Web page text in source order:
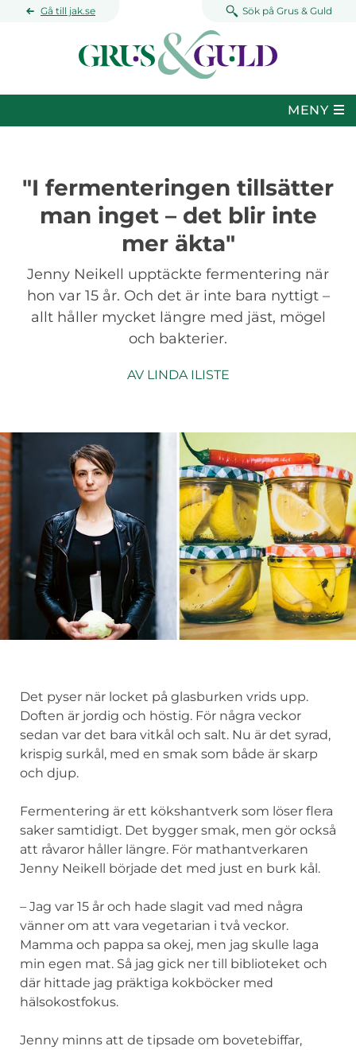
Hoppa till huvudinnehåll
Gå till jak.se Sök på Grus & Guld
MENY
"I fermenteringen tillsätter
man inget – det blir inte
mer äkta"
Jenny Neikell upptäckte fermentering när
hon var 15 år. Och det är inte bara nyttigt –
allt håller mycket längre med jäst, mögel
och bakterier.
AV LINDA ILISTE
Det pyser när locket på glasburken vrids upp.
Doften är jordig och höstig. För några veckor
sedan var det bara vitkål och salt. Nu är det syrad,
krispig surkål, med en smak som både är skarp
och djup.
Fermentering är ett kökshantverk som löser flera
saker samtidigt. Det bygger smak, men gör också
att råvaror håller längre. För mathantverkaren
Jenny Neikell började det med just en burk kål.
– Jag var 15 år och hade slagit vad med några
vänner om att vara vegetarian i två veckor.
Mamma och pappa sa okej, men jag skulle laga
min egen mat. Så jag gick ner till biblioteket och
där hittade jag präktiga kokböcker med
hälsokostfokus.
Jenny minns att de tipsade om bovetebiffar,